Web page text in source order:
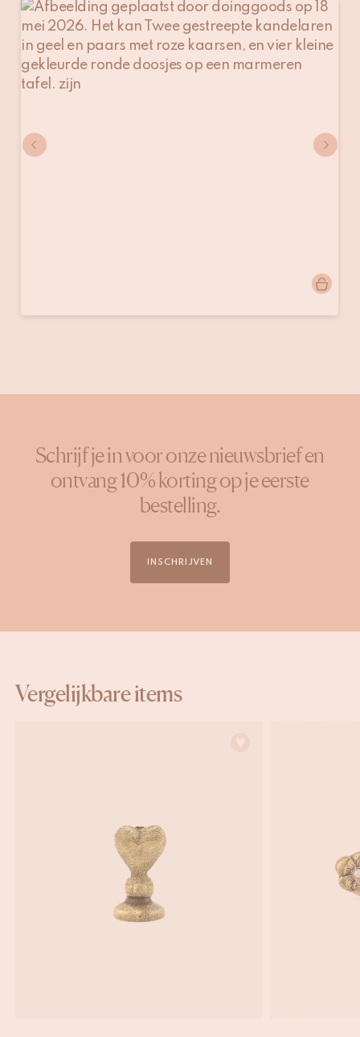
gepubliceerd
Schrijf je in voor onze nieuwsbrief en
ontvang 10% korting op je eerste
bestelling.
INSCHRIJVEN
Vergelijkbare items